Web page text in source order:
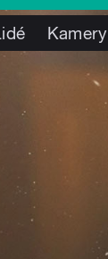
Kamery